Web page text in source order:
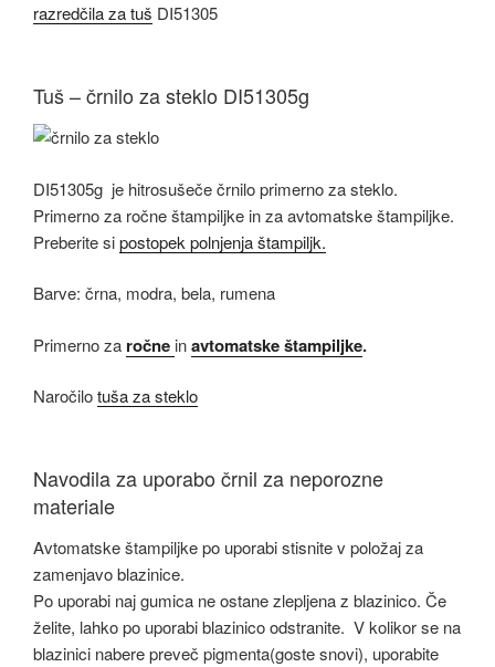
razredčila za tuš DI51305
Tuš – črnilo za steklo DI51305g
DI51305g je hitrosušeče črnilo primerno za steklo.
Primerno za ročne štampiljke in za avtomatske štampiljke.
Preberite sipostopek polnjenja štampiljk.
Barve: črna, modra, bela, rumena
Primerno za ročne inavtomatske štampiljke.
Naročilotuša za steklo
Navodila za uporabo črnil za neporozne
materiale
Avtomatske štampiljke po uporabi stisnite v položaj za
zamenjavo blazinice.
Po uporabi naj gumica ne ostane zlepljena z blazinico. Če
želite, lahko po uporabi blazinico odstranite. V kolikor se na
blazinici nabere preveč pigmenta(goste snovi), uporabite